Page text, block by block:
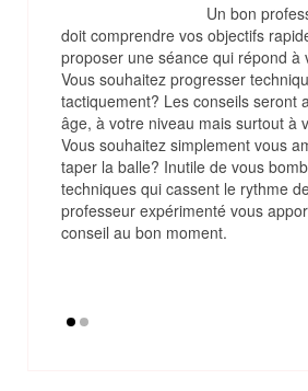
Un bon
doit comprendre vos objectifs
proposer une séance qui répond à
Vous souhaitez progresser
tactiquement? Les conseils seront
âge, à votre niveau mais surtout à
Vous souhaitez simplement vous
taper la balle? Inutile de vous
techniques qui cassent le rythme
professeur expérimenté vous
conseil au bon moment.